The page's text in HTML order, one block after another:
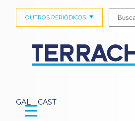
GAL CAST
OUTROS PERIÓDICOS
☰